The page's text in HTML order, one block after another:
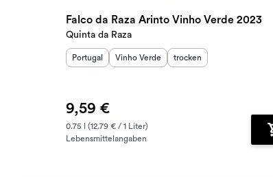
Falco da Raza Arinto Vinho Verde 2023
Quinta da Raza
Herkunftsland:
Portugal Herkunftsregion:
Vinho Verde Geschmack
trocken
9,59 €
0.75 l (12.79 € / 1 Liter)
Lebensmittelangaben